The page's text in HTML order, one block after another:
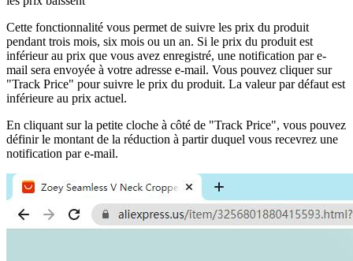
Cette fonctionnalité vous permet de suivre les prix du produit
pendant trois mois, six mois ou un an. Si le prix du produit est
inférieur au prix que vous avez enregistré, une notification par e-
mail sera envoyée à votre adresse e-mail. Vous pouvez cliquer sur
"Track Price" pour suivre le prix du produit. La valeur par défaut est
inférieure au prix actuel.
En cliquant sur la petite cloche à côté de "Track Price", vous pouvez
définir le montant de la réduction à partir duquel vous recevrez une
notification par e-mail.